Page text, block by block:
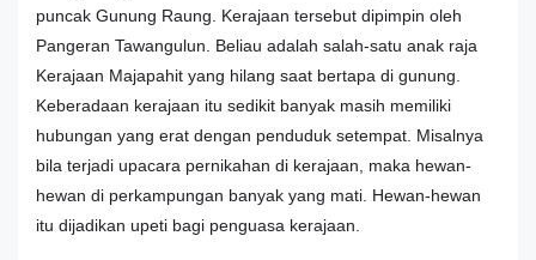
puncak Gunung Raung. Kerajaan tersebut dipimpin oleh
Pangeran Tawangulun. Beliau adalah salah-satu anak raja
Kerajaan Majapahit yang hilang saat bertapa di gunung.
Keberadaan kerajaan itu sedikit banyak masih memiliki
hubungan yang erat dengan penduduk setempat. Misalnya
bila terjadi upacara pernikahan di kerajaan, maka hewan-
hewan di perkampungan banyak yang mati. Hewan-hewan
itu dijadikan upeti bagi penguasa kerajaan.